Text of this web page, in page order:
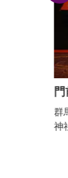
門
群
神